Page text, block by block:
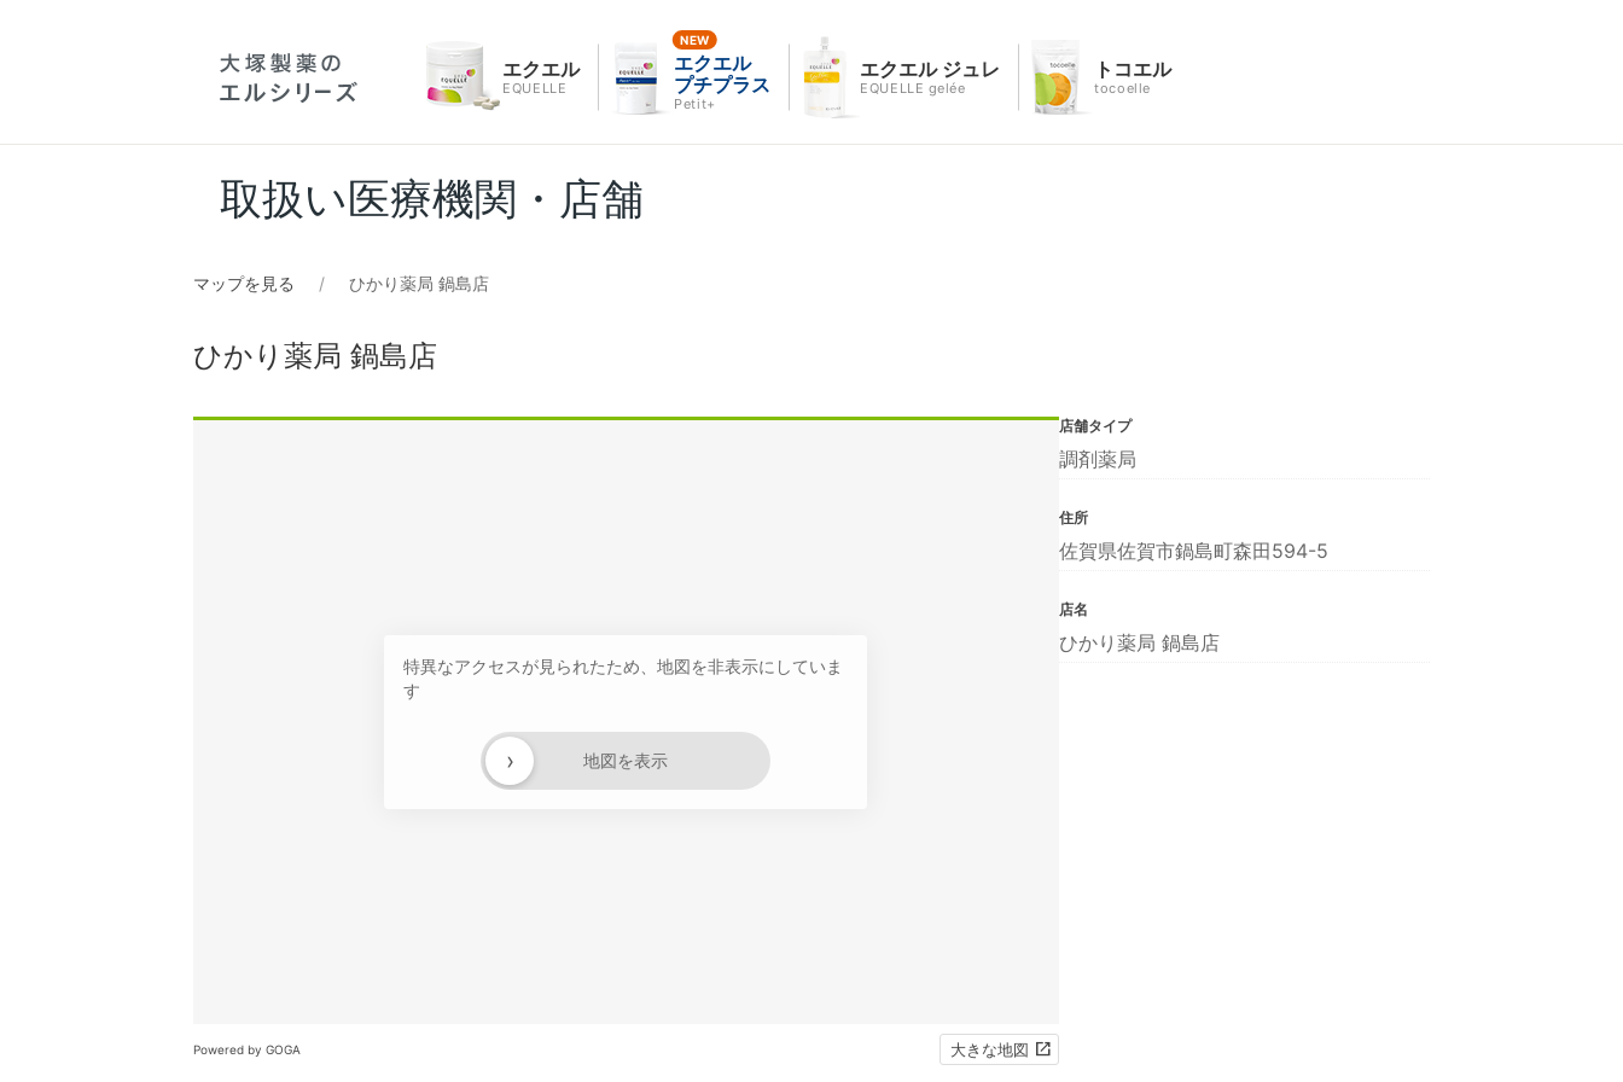
エクエル
EQUELLE
エクエル
プチプラス
Petit+
エクエル ジュレ
EQUELLE gelée
トコエル
tocoelle
取扱い医療機関・店舗
マップを見る ひかり薬局 鍋島店
ひかり薬局 鍋島店
特異なアクセスが見られたため、地図を非表示にしていま
す
地図を表示
›
Powered by GOGA 大きな地図
店舗タイプ
調剤薬局
住所
佐賀県佐賀市鍋島町森田594-5
店名
ひかり薬局 鍋島店